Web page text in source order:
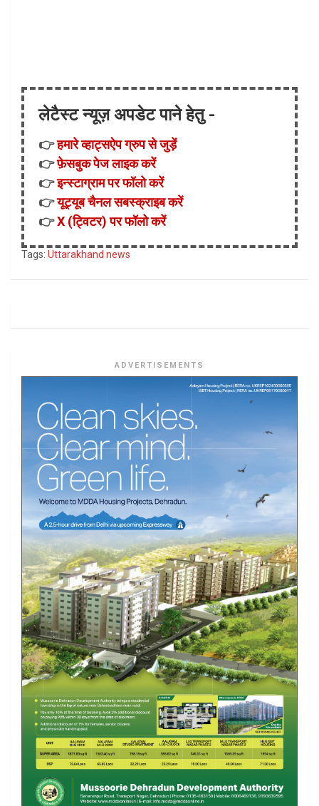
लेटैस्ट न्यूज़ अपडेट पाने हेतु -
👉हमारे व्हाट्सऐप ग्रुप से जुड़ें
👉फ़ेसबुक पेज लाइक करें
👉इन्स्टाग्राम पर फॉलो करें
👉यूट्यूब चैनल सबस्क्राइब करें
👉X (ट्विटर) पर फॉलो करें
Tags: Uttarakhand news
ADVERTISEMENTS